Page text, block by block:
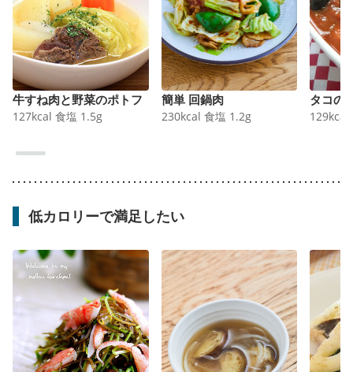
牛すね肉と野菜のポトフ
127kcal 食塩 1.5g
簡単 回鍋肉
230kcal 食塩 1.2g
タコの
129kcal
低カロリーで満足したい